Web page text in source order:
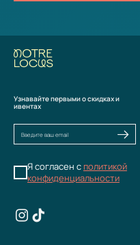
Узнавайте первыми о скидках и
ивентах
Я согласен с политикой
конфиденциальности